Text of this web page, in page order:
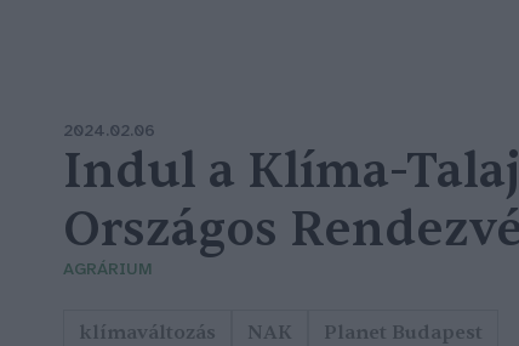
2024.02.06
Indul a Klíma-
Országos
AGRÁRIUM
klímaváltozás NAK Planet Budapest